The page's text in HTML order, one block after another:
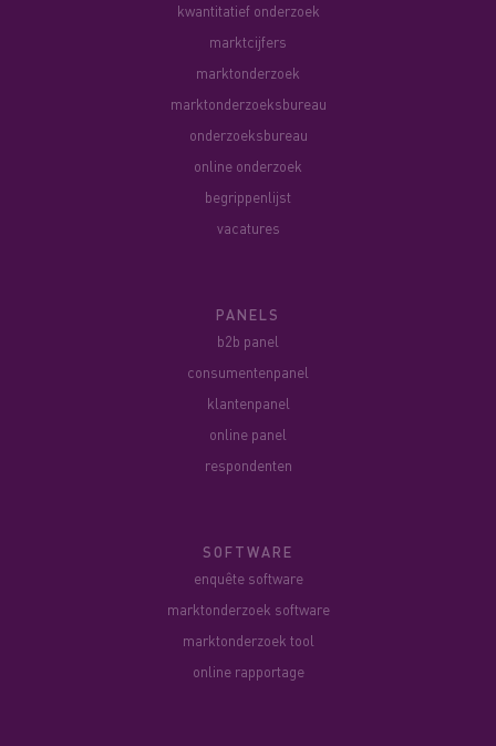
kwantitatief onderzoek
marktcijfers
marktonderzoek
marktonderzoeksbureau
onderzoeksbureau
online onderzoek
begrippenlijst
vacatures
PANELS
b2b panel
consumentenpanel
klantenpanel
online panel
respondenten
SOFTWARE
enquête software
marktonderzoek software
marktonderzoek tool
online rapportage